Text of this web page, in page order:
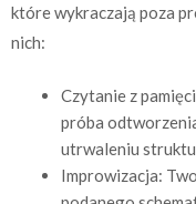
które wykraczają poza
nich:
Czytanie z
próba
utrwaleniu
Improwizacja: